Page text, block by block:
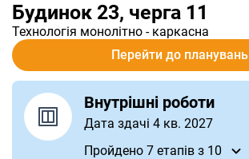
Будинок 23, черга 11
Технологія монолітно - каркасна
Перейти до планувань
Внутрішні роботи
Дата здачі 4 кв. 2027
Пройдено 7 етапів з 10